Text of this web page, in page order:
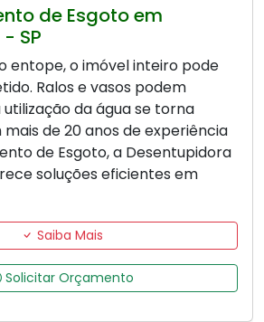
de Esgoto em
SP
entope, o imóvel inteiro pode
Ralos e vasos podem
da água se torna
de 20 anos de experiência
de Esgoto, a Desentupidora
soluções eficientes em
Saiba Mais
Solicitar Orçamento